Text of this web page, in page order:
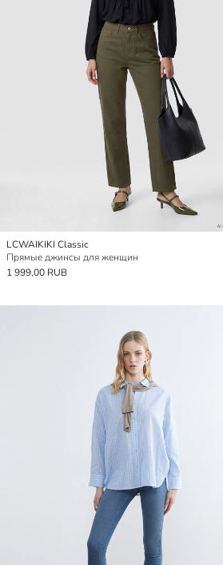
LCWAIKIKI Classic
Прямые джинсы для женщин
1 999,00 RUB